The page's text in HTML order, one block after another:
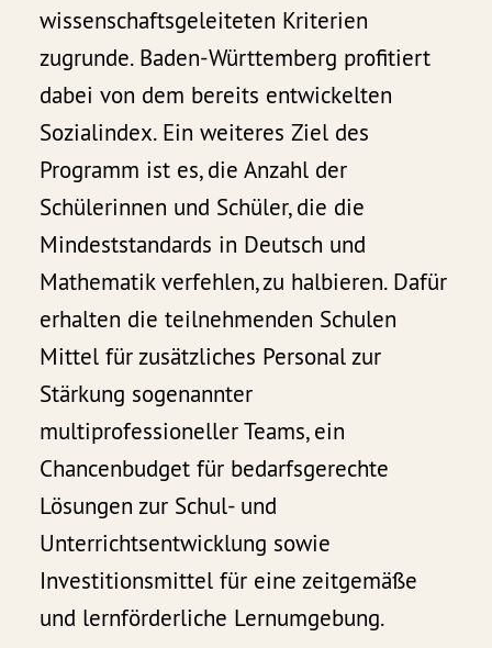
wissenschaftsgeleiteten Kriterien
zugrunde. Baden-Württemberg profitiert
dabei von dem bereits entwickelten
Sozialindex. Ein weiteres Ziel des
Programm ist es, die Anzahl der
Schülerinnen und Schüler, die die
Mindeststandards in Deutsch und
Mathematik verfehlen, zu halbieren. Dafür
erhalten die teilnehmenden Schulen
Mittel für zusätzliches Personal zur
Stärkung sogenannter
multiprofessioneller Teams, ein
Chancenbudget für bedarfsgerechte
Lösungen zur Schul- und
Unterrichtsentwicklung sowie
Investitionsmittel für eine zeitgemäße
und lernförderliche Lernumgebung.